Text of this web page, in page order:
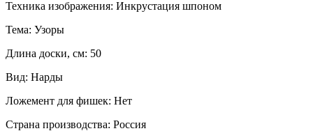
Техника изображения: Инкрустация шпоном
Тема: Узоры
Длина доски, см: 50
Вид: Нарды
Ложемент для фишек: Нет
Страна производства: Россия